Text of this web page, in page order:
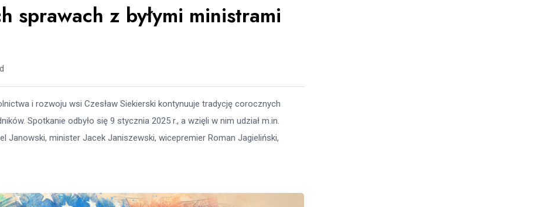
sprawach z byłymi ministrami
i rozwoju wsi Czesław Siekierski kontynuuje tradycję corocznych
Spotkanie odbyło się 9 stycznia 2025 r., a wzięli w nim udział m.in.
Janowski, minister Jacek Janiszewski, wicepremier Roman Jagieliński,